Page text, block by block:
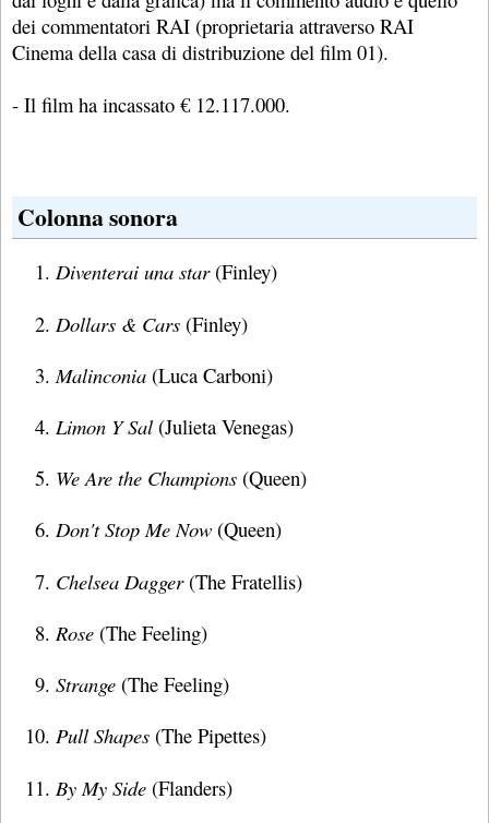
dei commentatori RAI (proprietaria attraverso RAI
Cinema della casa di distribuzione del film 01).
- Il film ha incassato € 12.117.000.
Colonna sonora
Diventerai una star(Finley)
Dollars & Cars (Finley)
Malinconia (Luca Carboni)
Limon Y Sal (Julieta Venegas)
We Are the Champions (Queen)
Don't Stop Me Now (Queen)
Chelsea Dagger(The Fratellis)
Rose (The Feeling)
Strange (The Feeling)
Pull Shapes (The Pipettes)
By My Side (Flanders)